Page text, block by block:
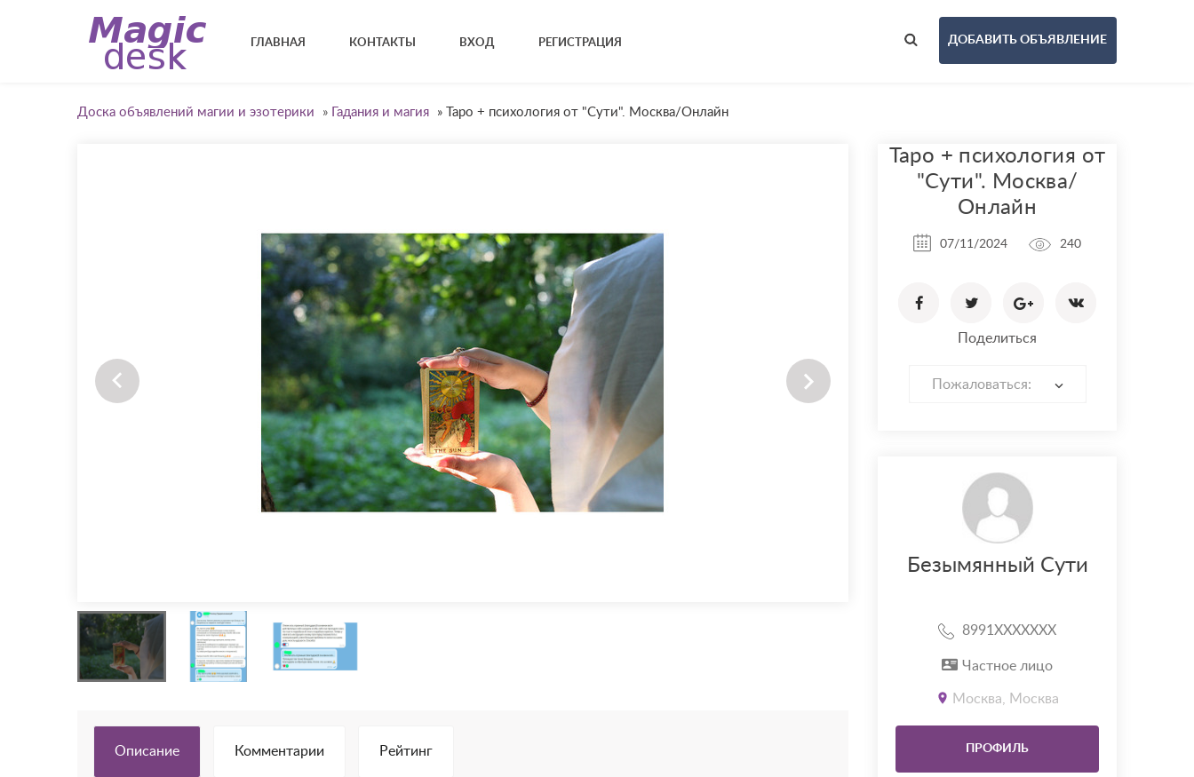
ГЛАВНАЯ КОНТАКТЫ ВХОД РЕГИСТРАЦИЯ ДОБАВИТЬ ОБЪЯВЛЕНИЕ
Доска объявлений магии и эзотерики » Гадания и магия » Таро + психология от "Сути". Москва/Онлайн
Описание Комментарии Рейтинг
Таро + психология от
"Сути". Москва/
Онлайн
07/11/2024 240
Поделиться
Пожаловаться:
Безымянный Сути
8991XXXXXXX
Частное лицо
Москва, Москва
ПРОФИЛЬ